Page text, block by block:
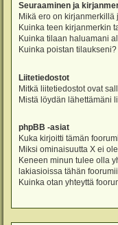
Seuraaminen ja
Mikä ero on
Kuinka teen kirjanmerkin
Kuinka tilaan haluamani
Kuinka poistan tilaukseni?
Liitetiedostot
Mitkä liitetiedostot ovat
Mistä löydän lähettämäni
phpBB -asiat
Kuka kirjoitti tämän
Miksi ominaisuutta X ei
Keneen minun tulee olla
lakiasioissa tähän
Kuinka otan yhteyttä